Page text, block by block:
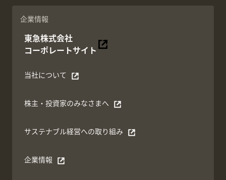
企業情報
東急株式会社
コーポレートサイト
別ウィンドウで開く
当社について
別ウィンドウで開く
株主・投資家のみなさまへ
別ウィンドウで開く
サステナブル経営への取り組み
別ウィンドウで開く
企業情報
別ウィンドウで開く